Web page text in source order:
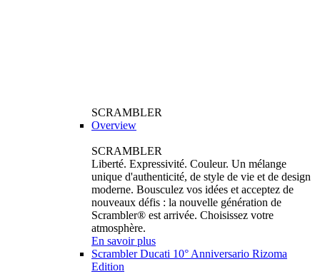
SCRAMBLER
Overview
SCRAMBLER
Liberté. Expressivité. Couleur. Un mélange
unique d'authenticité, de style de vie et de design
moderne. Bousculez vos idées et acceptez de
nouveaux défis : la nouvelle génération de
Scrambler® est arrivée. Choisissez votre
atmosphère.
En savoir plus
Scrambler Ducati 10° Anniversario Rizoma
Edition